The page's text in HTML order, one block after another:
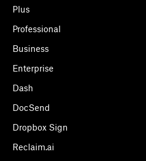
Plus
Professional
Business
Enterprise
Dash
DocSend
Dropbox Sign
Reclaim.ai